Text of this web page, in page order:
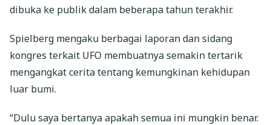
dibuka ke publik dalam beberapa tahun terakhir.
Spielberg mengaku berbagai laporan dan sidang
kongres terkait UFO membuatnya semakin tertarik
mengangkat cerita tentang kemungkinan kehidupan
luar bumi.
“Dulu saya bertanya apakah semua ini mungkin benar.